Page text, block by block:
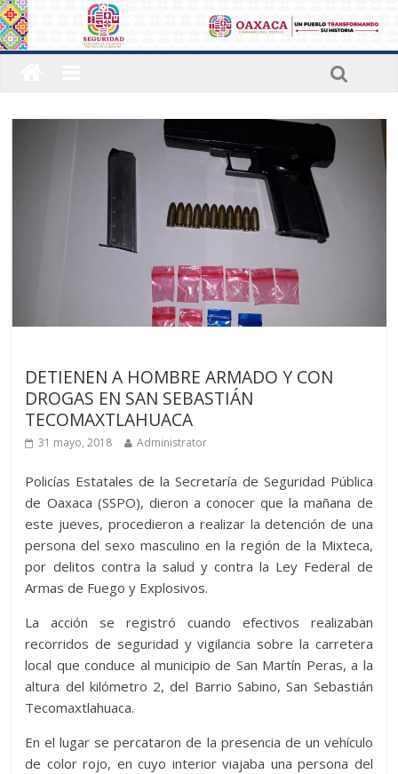
DETIENEN A HOMBRE ARMADO Y CON
DROGAS EN SAN SEBASTIÁN
TECOMAXTLAHUACA
31 mayo, 2018 Administrator
Policías Estatales de la Secretaría de Seguridad Pública
de Oaxaca (SSPO), dieron a conocer que la mañana de
este jueves, procedieron a realizar la detención de una
persona del sexo masculino en la región de la Mixteca,
por delitos contra la salud y contra la Ley Federal de
Armas de Fuego y Explosivos.
La acción se registró cuando efectivos realizaban
recorridos de seguridad y vigilancia sobre la carretera
local que conduce al municipio de San Martín Peras, a la
altura del kilómetro 2, del Barrio Sabino, San Sebastián
Tecomaxtlahuaca.
En el lugar se percataron de la presencia de un vehículo
de color rojo, en cuyo interior viajaba una persona del